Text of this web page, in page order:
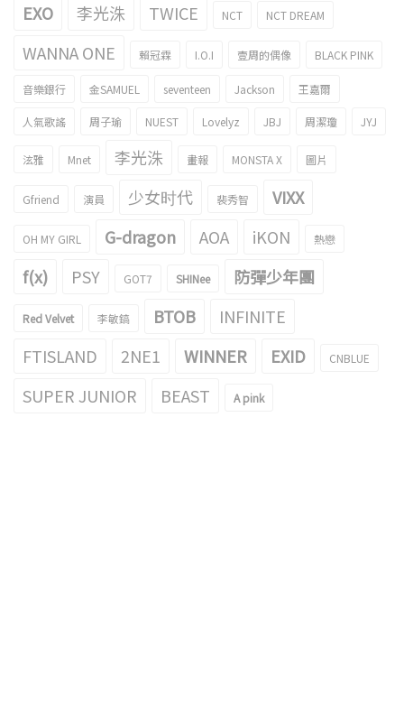
EXO 李光洙 TWICE NCT NCT DREAM
WANNA ONE 賴冠霖 I.O.I 壹周的偶像 BLACK PINK
音樂銀行 金SAMUEL seventeen Jackson 王嘉爾
人氣歌謠 周子瑜 NUEST Lovelyz JBJ 周潔瓊 JYJ
泫雅 Mnet 李光洙 畫報 MONSTA X 圖片
Gfriend 演員 少女时代 裴秀智 VIXX
OH MY GIRL G-dragon AOA iKON 熱戀
f(x) PSY GOT7 SHINee 防彈少年團
Red Velvet 李敏鎬 BTOB
INFINITE
FTISLAND
2NE1 WINNER EXID CNBLUE
SUPER JUNIOR BEAST A pink